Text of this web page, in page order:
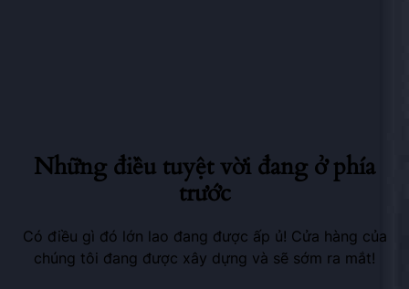
Những điều tuyệt vời đang ở phía
trước
Có điều gì đó lớn lao đang được ấp ủ! Cửa hàng của
chúng tôi đang được xây dựng và sẽ sớm ra mắt!